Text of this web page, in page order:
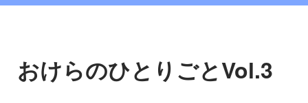
おけらのひとりごとVol.3